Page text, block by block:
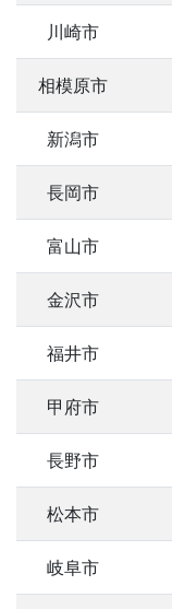
川崎市
相模原市
新潟市
長岡市
富山市
金沢市
福井市
甲府市
長野市
松本市
岐阜市